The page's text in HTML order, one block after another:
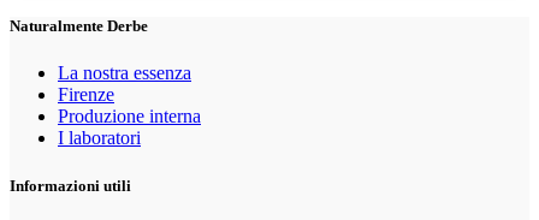
Naturalmente Derbe
La nostra essenza
Firenze
Produzione interna
I laboratori
Informazioni utili